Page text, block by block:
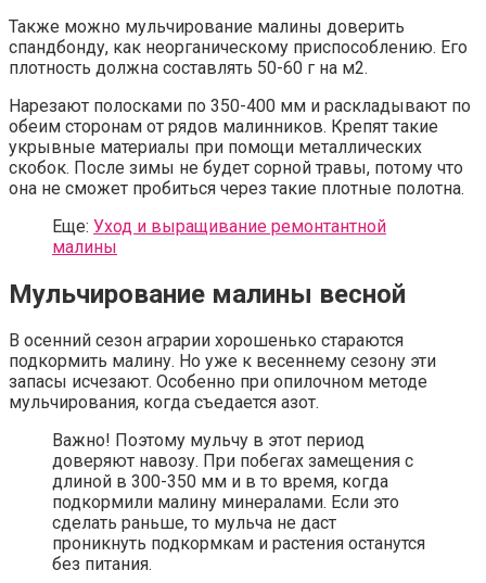
Также можно мульчирование малины доверить
спандбонду, как неорганическому приспособлению. Его
плотность должна составлять 50-60 г на м2.
Нарезают полосками по 350-400 мм и раскладывают по
обеим сторонам от рядов малинников. Крепят такие
укрывные материалы при помощи металлических
скобок. После зимы не будет сорной травы, потому что
она не сможет пробиться через такие плотные полотна.
Еще: Уход и выращивание ремонтантной
малины
Мульчирование малины весной
В осенний сезон аграрии хорошенько стараются
подкормить малину. Но уже к весеннему сезону эти
запасы исчезают. Особенно при опилочном методе
мульчирования, когда съедается азот.
Важно! Поэтому мульчу в этот период
доверяют навозу. При побегах замещения с
длиной в 300-350 мм и в то время, когда
подкормили малину минералами. Если это
сделать раньше, то мульча не даст
проникнуть подкормкам и растения останутся
без питания.